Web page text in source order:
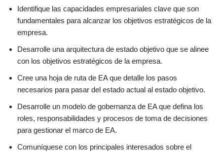
Identifique las capacidades empresariales clave que son
fundamentales para alcanzar los objetivos estratégicos de la
empresa.
Desarrolle una arquitectura de estado objetivo que se alinee
con los objetivos estratégicos de la empresa.
Cree una hoja de ruta de EA que detalle los pasos
necesarios para pasar del estado actual al estado objetivo.
Desarrolle un modelo de gobernanza de EA que defina los
roles, responsabilidades y procesos de toma de decisiones
para gestionar el marco de EA.
Comuníquese con los principales interesados sobre el